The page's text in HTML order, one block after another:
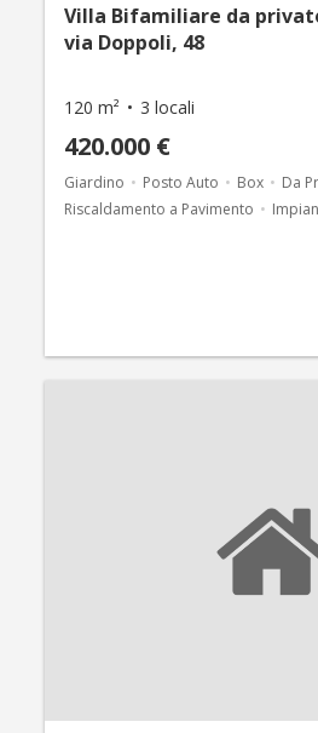
Villa Bifamiliare da
via Doppoli, 48
120 m² 3 locali
420.000 €
Giardino Posto Auto Box
Da
Riscaldamento a Pavimento